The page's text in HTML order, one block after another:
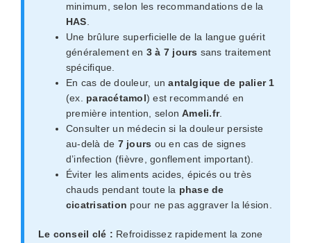
minimum, selon les recommandations de la
HAS
Une brûlure superficielle de la langue guérit
généralement en 3 à 7 jours sans traitement
spécifique.
En cas de douleur, unantalgique de palier 1
(ex. paracétamol) est recommandé en
première intention, selonAmeli.fr.
Consulter un médecin si la douleur persiste
au-delà de 7 jours ou en cas de signes
d’infection (fièvre, gonflement important).
Éviter les aliments acides, épicés ou très
chauds pendant toute la phase de
cicatrisation pour ne pas aggraver la lésion.
Le conseil clé : Refroidissez rapidement la zone